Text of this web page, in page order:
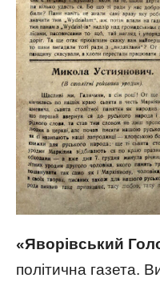
«Яворівський
політична газета.